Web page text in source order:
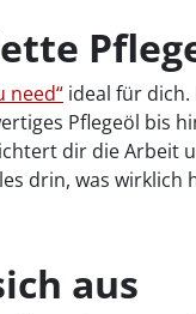
need“ ideal für
Pflegeöl bis
dir die
drin, was wirklich
aus